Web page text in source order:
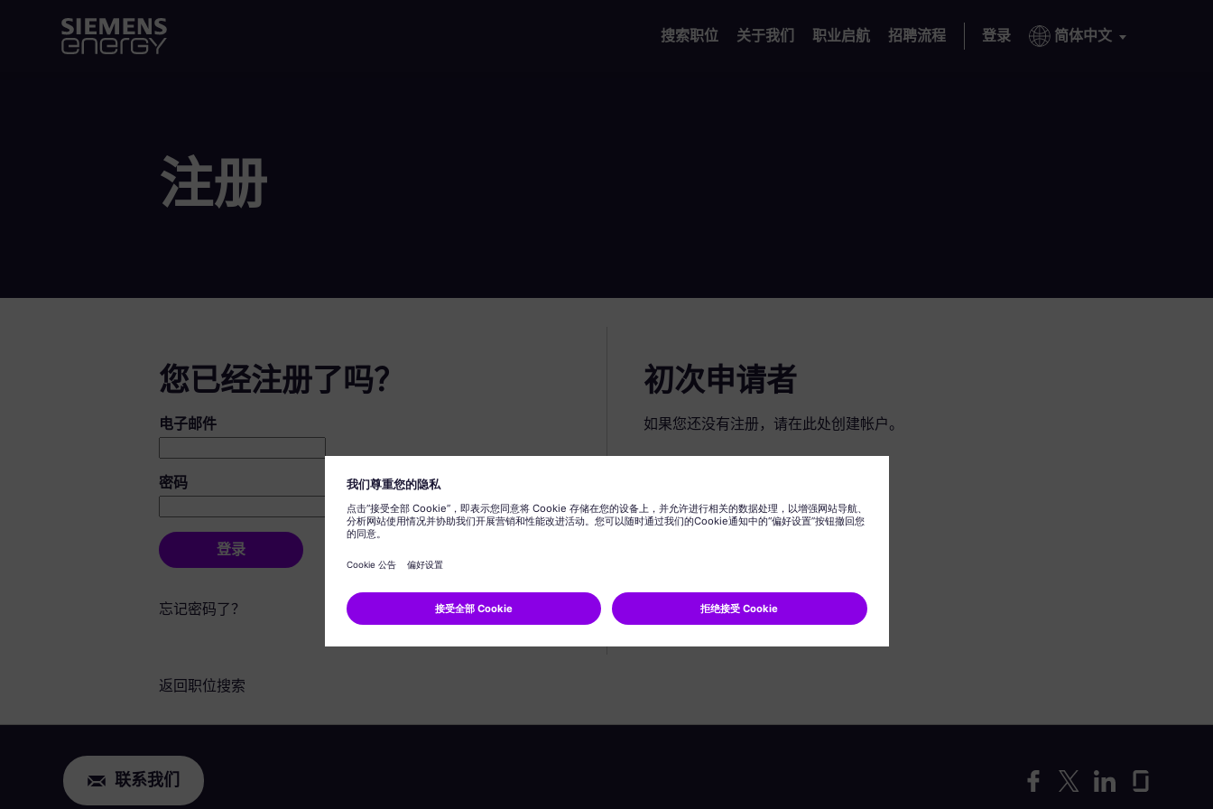
搜索职位 关于我们 职业启航 招聘流程 登录 简体中文
注册
您已经注册了吗？
登录：用户和密码
电子邮件
密码
登录
忘记密码了？
初次申请者
如果您还没有注册，请在此处创建帐户。
返回职位搜索
联系我们